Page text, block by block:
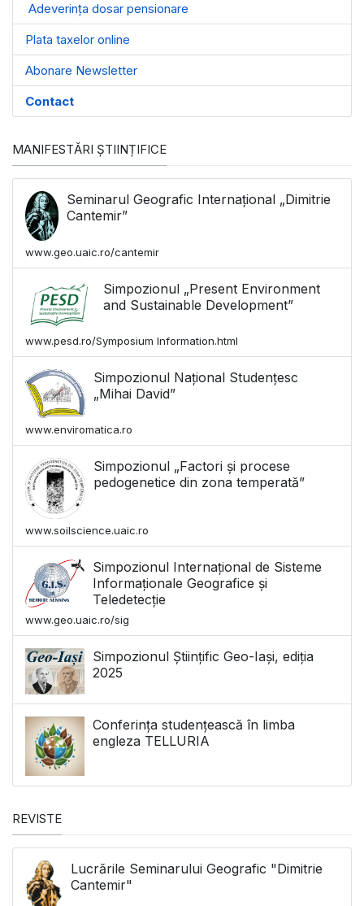
Adeverința dosar pensionare
Plata taxelor online
Abonare Newsletter
Contact
MANIFESTĂRI ȘTIINȚIFICE
Seminarul Geografic Internațional „Dimitrie
Cantemir”
www.geo.uaic.ro/cantemir
Simpozionul „Present Environment
and Sustainable Development”
www.pesd.ro/Symposium Information.html
Simpozionul Național Studențesc
„Mihai David”
www.enviromatica.ro
Simpozionul „Factori și procese
pedogenetice din zona temperată”
www.soilscience.uaic.ro
Simpozionul Internațional de Sisteme
Informaționale Geografice și
Teledetecție
www.geo.uaic.ro/sig
Simpozionul Științific Geo-Iași, ediția
2025
Conferința studențească în limba
engleza TELLURIA
REVISTE
Lucrările Seminarului Geografic "Dimitrie
Cantemir"